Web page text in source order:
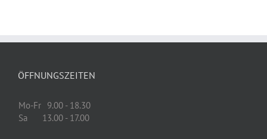
ÖFFNUNGSZEITEN
Mo-Fr 9.00 - 18.30
Sa
13.00 - 17.00